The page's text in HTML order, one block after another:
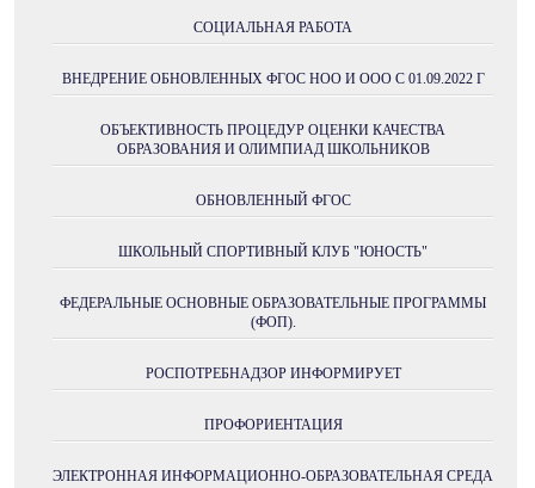
СОЦИАЛЬНАЯ РАБОТА
ВНЕДРЕНИЕ ОБНОВЛЕННЫХ ФГОС НОО И ООО С 01.09.2022 Г
ОБЪЕКТИВНОСТЬ ПРОЦЕДУР ОЦЕНКИ КАЧЕСТВА
ОБРАЗОВАНИЯ И ОЛИМПИАД ШКОЛЬНИКОВ
ОБНОВЛЕННЫЙ ФГОС
ШКОЛЬНЫЙ СПОРТИВНЫЙ КЛУБ "ЮНОСТЬ"
ФЕДЕРАЛЬНЫЕ ОСНОВНЫЕ ОБРАЗОВАТЕЛЬНЫЕ ПРОГРАММЫ
(ФОП).
РОСПОТРЕБНАДЗОР ИНФОРМИРУЕТ
ПРОФОРИЕНТАЦИЯ
ЭЛЕКТРОННАЯ ИНФОРМАЦИОННО-ОБРАЗОВАТЕЛЬНАЯ СРЕДА